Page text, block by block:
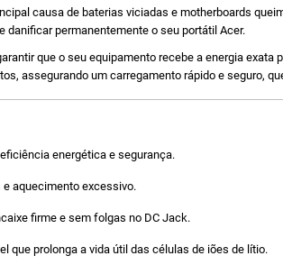
causa de baterias viciadas e motherboards
permanentemente o seu portátil Acer.
que o seu equipamento recebe a energia
assegurando um carregamento rápido e seguro,
energética e segurança.
aquecimento excessivo.
firme e sem folgas no DC Jack.
que prolonga a vida útil das células de iões de lítio.